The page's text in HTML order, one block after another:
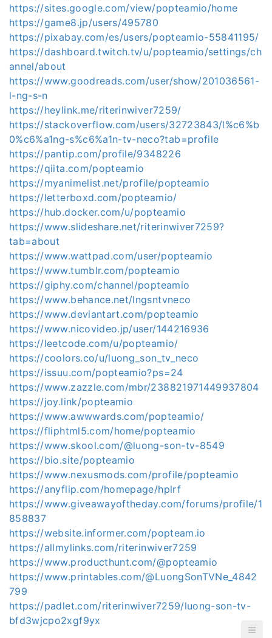
https://sites.google.com/view/popteamio/home
https://game8.jp/users/495780
https://pixabay.com/es/users/popteamio-55841195/
https://dashboard.twitch.tv/u/popteamio/settings/ch
annel/about
https://www.goodreads.com/user/show/201036561-
l-ng-s-n
https://heylink.me/riterinwiver7259/
https://stackoverflow.com/users/32723843/l%c6%b
0%c6%a1ng-s%c6%a1n-tv-neco?tab=profile
https://pantip.com/profile/9348226
https://qiita.com/popteamio
https://myanimelist.net/profile/popteamio
https://letterboxd.com/popteamio/
https://hub.docker.com/u/popteamio
https://www.slideshare.net/riterinwiver7259?
tab=about
https://www.wattpad.com/user/popteamio
https://www.tumblr.com/popteamio
https://giphy.com/channel/popteamio
https://www.behance.net/lngsntvneco
https://www.deviantart.com/popteamio
https://www.nicovideo.jp/user/144216936
https://leetcode.com/u/popteamio/
https://coolors.co/u/luong_son_tv_neco
https://issuu.com/popteamio?ps=24
https://www.zazzle.com/mbr/238821971449937804
https://joy.link/popteamio
https://www.awwwards.com/popteamio/
https://fliphtml5.com/home/popteamio
https://www.skool.com/@luong-son-tv-8549
https://bio.site/popteamio
https://www.nexusmods.com/profile/popteamio
https://anyflip.com/homepage/hplrf
https://www.giveawayoftheday.com/forums/profile/1
858837
https://website.informer.com/popteam.io
https://allmylinks.com/riterinwiver7259
https://www.producthunt.com/@popteamio
https://www.printables.com/@LuongSonTVNe_4842
799
https://padlet.com/riterinwiver7259/luong-son-tv-
bfd3wjcpo2xgf9yx